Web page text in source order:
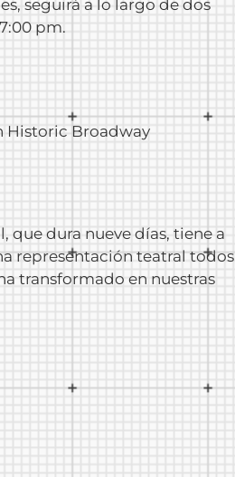
seguirá a lo largo de dos
pm.
Historic Broadway
que dura nueve días, tiene a
representación teatral todos
transformado en nuestras